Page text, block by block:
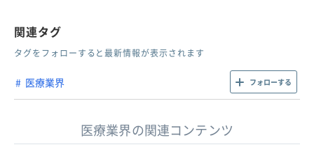
関連タグ
タグをフォローすると最新情報が表示されます
医療業界 フォローする
医療業界の関連コンテンツ